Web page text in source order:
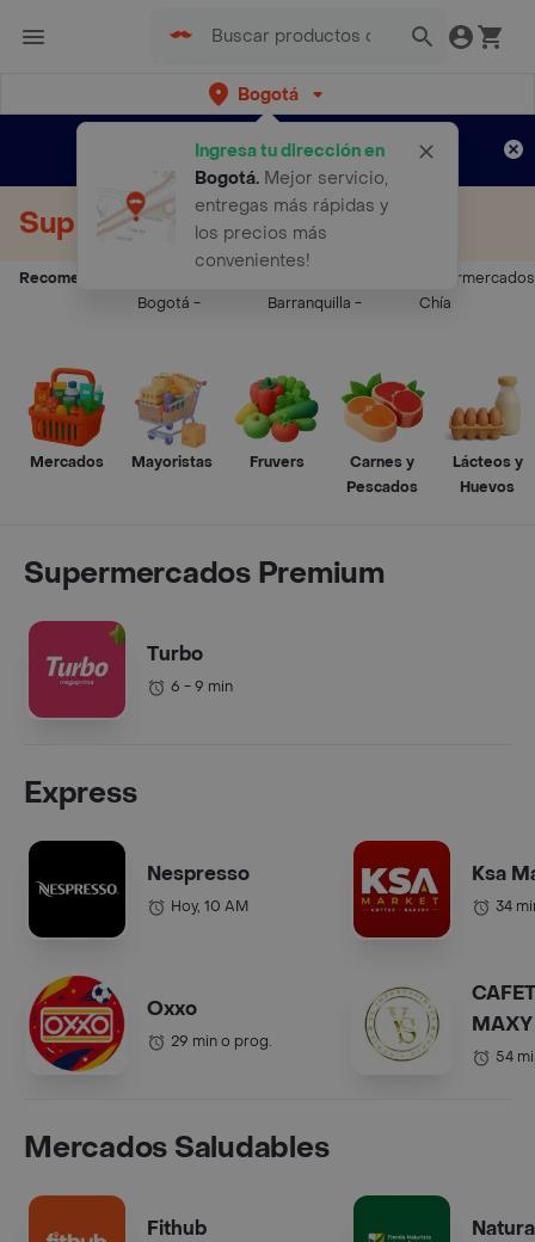
Bogotá
Ingresa tu dirección en
Bogotá. Mejor servicio,
entregas más rápidas y
los precios más
convenientes!
envíos gratis por semanas
Aplican TyC
Supermercados a Domicilio
Recomendados:
Bogotá -
Barranquilla -
Supermercados
Chía
Mercados Mayoristas Fruvers
Carnes y
Pescados
Lácteos y
Huevos
Supermercados Premium
Turbo
6 - 9 min
Express
Nespresso
Hoy, 10 AM
Oxxo
29 min o prog.
Ksa
34
COL.).
54
Mercados Saludables
Fithub